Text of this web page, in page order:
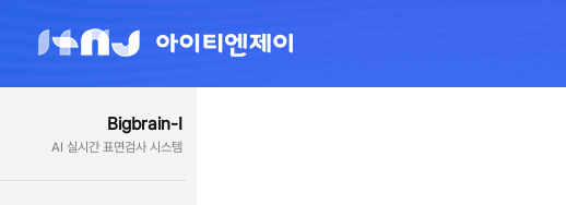
Bigbrain-I
AI 실시간 표면검사 시스템